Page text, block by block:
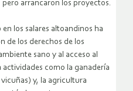
arrancaron los proyectos.
los salares altoandinos ha
de los derechos de los
sano y al acceso al
como la ganadería
y, la agricultura